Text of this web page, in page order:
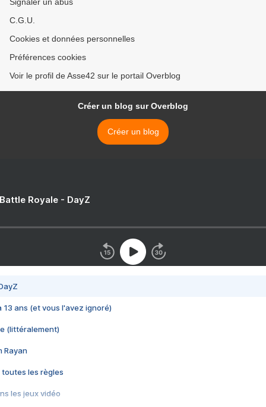
C.G.U.
Cookies et données personnelles
Préférences cookies
Voir le profil de Asse42 sur le portail Overblog
Créer un blog sur Overblog
Créer un blog
Royale - DayZ
13 ans (et vous l'avez ignoré)
(littéralement)
Rayan
toutes les règles
les jeux vidéo